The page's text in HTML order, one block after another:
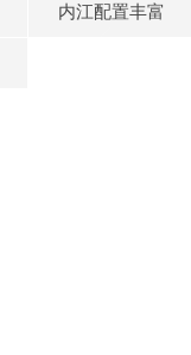
内江配置丰富